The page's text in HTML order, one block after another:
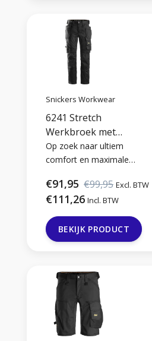
Snickers Workwear
6241 Stretch
Werkbroek met
Holsterzakken
Op zoek naar ultiem
comfort en maximale
je klus? Deze flexibele
stretch werkbroek heeft
een slim fit pasvorm en
handige holsterzakken.
Dankzij de sterke Cordura
en comfortabel, de hele
dag door.
€91,95 €99,95 Excl. BTW
€111,26 Incl. BTW
BEKIJK PRODUCT